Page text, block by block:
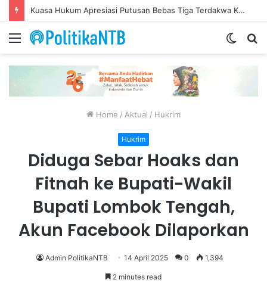
Putusan Bebas Tiga Terdakwa Gratifikasi DPRD NTB Tegaskan Keadilan Berdasarkan Fakta Persidangan
Menu
Switch
Home / Aktual / Hukrim
Hukrim
Diduga Sebar Hoaks dan
Fitnah ke Bupati-Wakil
Bupati Lombok Tengah,
Akun Facebook Dilaporkan
Admin PolitikaNTB 14 April 2025 0 1,394
2 minutes read